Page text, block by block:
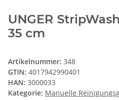
UNGER
35 cm
Artikelnummer: 348
GTIN: 4017942990401
HAN: 3000033
Kategorie: Manuelle